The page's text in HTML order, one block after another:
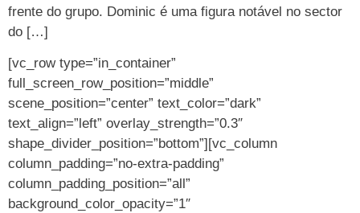
frente do grupo. Dominic é uma figura notável no sector
do […]
[vc_row type=”in_container”
full_screen_row_position=”middle”
scene_position=”center” text_color=”dark”
text_align=”left” overlay_strength=”0.3″
shape_divider_position=”bottom”][vc_column
column_padding=”no-extra-padding”
column_padding_position=”all”
background_color_opacity=”1″